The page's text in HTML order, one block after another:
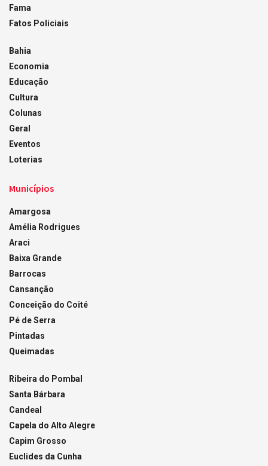
Fama
Fatos Policiais
Bahia
Economia
Educação
Cultura
Colunas
Geral
Eventos
Loterias
Municípios
Amargosa
Amélia Rodrigues
Araci
Baixa Grande
Barrocas
Cansanção
Conceição do Coité
Pé de Serra
Pintadas
Queimadas
Ribeira do Pombal
Santa Bárbara
Candeal
Capela do Alto Alegre
Capim Grosso
Euclides da Cunha